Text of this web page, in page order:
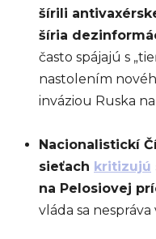
šírili
šíria
často spájajú s
nastolením
inváziou Ruska
Nacionalistickí
sieťach kritizujú
na Pelosiovej
vláda sa